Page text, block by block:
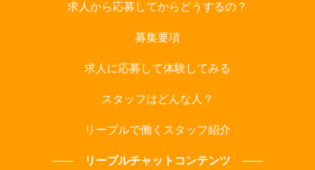
求人から応募してからどうするの？
募集要項
求人に応募して体験してみる
スタッフはどんな人？
リーブルで働くスタッフ紹介
リーブルチャットコンテンツ